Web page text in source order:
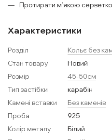
Протирати м’якою
Характеристики
Розділ
Кольє без
Стан товару
Новий
Розмір
45-50см
Тип застібки
карабін
Камені вставки
Без каменів
Проба
925
Колір металу
Білий